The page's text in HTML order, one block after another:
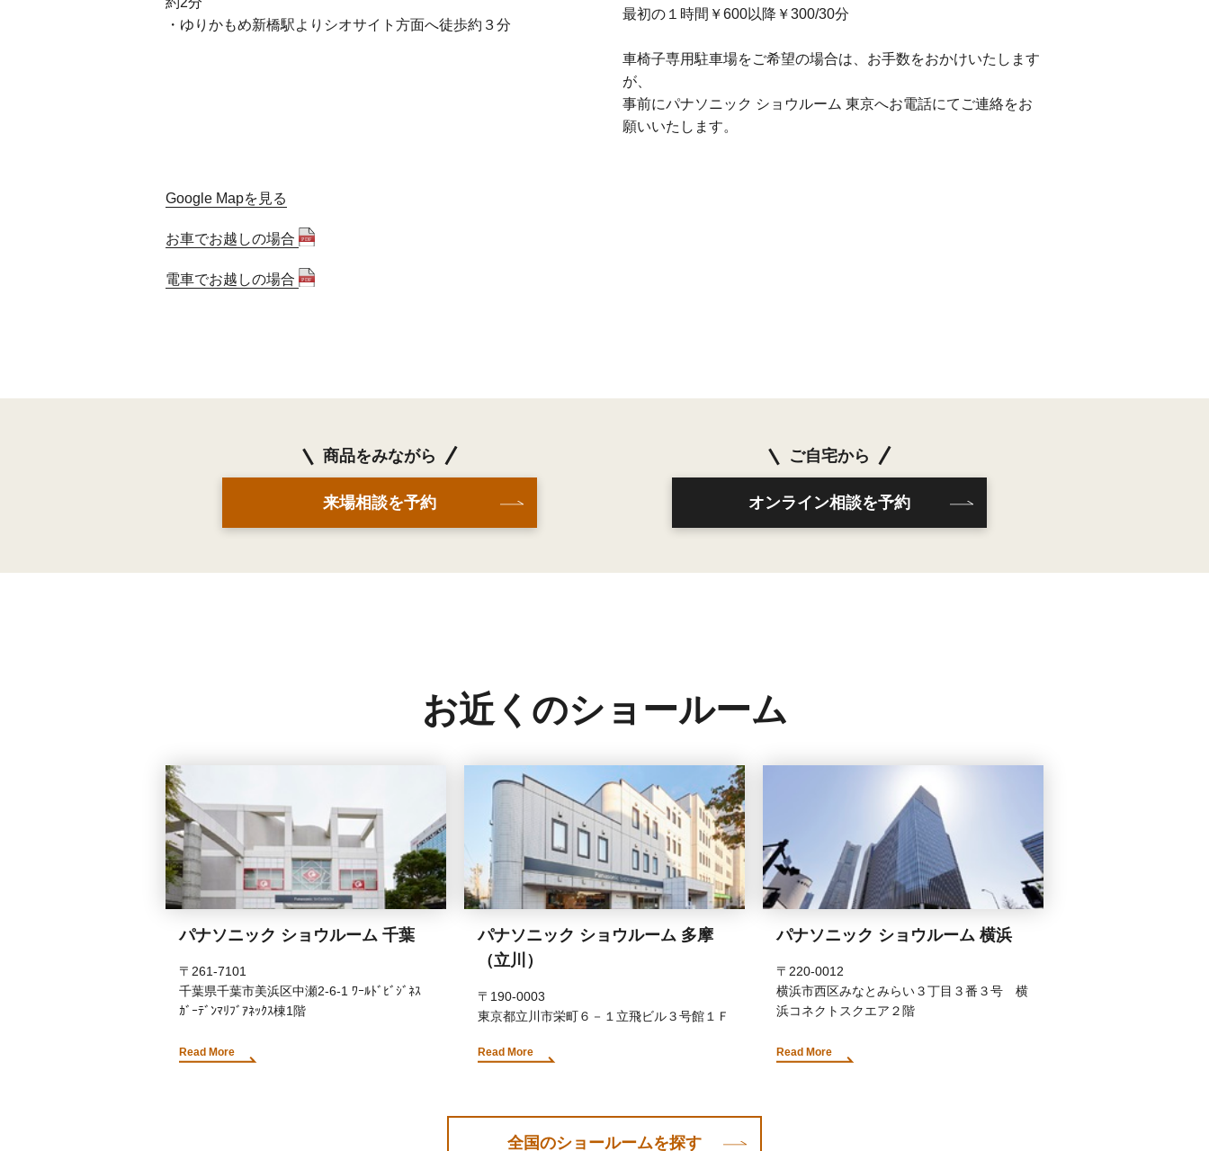
・ゆりかもめ新橋駅よりシオサイト方面へ徒歩約３分
最初の１時間￥600以降￥300/30分
車椅子専用駐車場をご希望の場合は、お手数をおかけいたします
が、
事前にパナソニック ショウルーム 東京へお電話にてご連絡をお
願いいたします。
Google Mapを見る
お車でお越しの場合
電車でお越しの場合
商品をみながら
来場相談を予約
ご自宅から
オンライン相談を予約
お近くのショールーム
パナソニック ショウルーム 千葉
〒261-7101
千葉県千葉市美浜区中瀬2-6-1 ﾜｰﾙﾄﾞﾋﾞｼﾞﾈｽ
ｶﾞｰﾃﾞﾝﾏﾘﾌﾞｱﾈｯｸｽ棟1階
Read More
パナソニック ショウルーム 多摩
（立川）
〒190-0003
東京都立川市栄町６－１立飛ビル３号館１Ｆ
Read More
パナソニック ショウルーム 横浜
〒220-0012
横浜市西区みなとみらい３丁目３番３号 横
浜コネクトスクエア２階
Read More
全国のショールームを探す